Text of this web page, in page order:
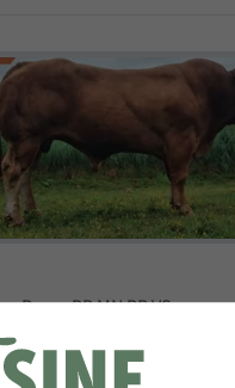
Recor PP MN RR VS -